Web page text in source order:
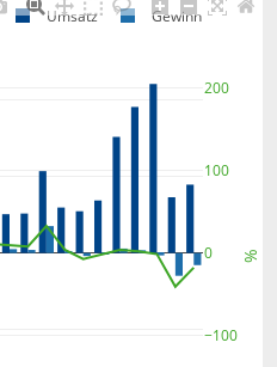
−100
0
100
200
Umsatz Gewinn
%